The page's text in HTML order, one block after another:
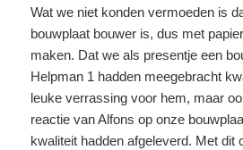
Wat we niet konden vermoeden is
bouwplaat bouwer is, dus met
maken. Dat we als presentje een
Helpman 1 hadden meegebracht
leuke verrassing voor hem, maar
reactie van Alfons op onze
kwaliteit hadden afgeleverd. Met dit